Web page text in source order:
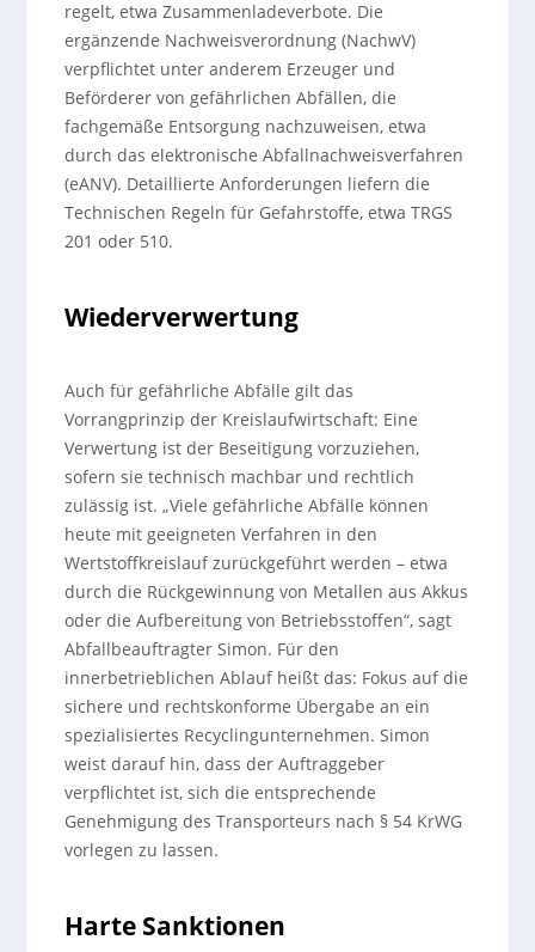
regelt, etwa Zusammenladeverbote. Die
ergänzende Nachweisverordnung (NachwV)
verpflichtet unter anderem Erzeuger und
Beförderer von gefährlichen Abfällen, die
fachgemäße Entsorgung nachzuweisen, etwa
durch das elektronische Abfallnachweisverfahren
(eANV). Detaillierte Anforderungen liefern die
Technischen Regeln für Gefahrstoffe, etwa TRGS
201 oder 510.
Wiederverwertung
Auch für gefährliche Abfälle gilt das
Vorrangprinzip der Kreislaufwirtschaft: Eine
Verwertung ist der Beseitigung vorzuziehen,
sofern sie technisch machbar und rechtlich
zulässig ist. „Viele gefährliche Abfälle können
heute mit geeigneten Verfahren in den
Wertstoffkreislauf zurückgeführt werden – etwa
durch die Rückgewinnung von Metallen aus Akkus
oder die Aufbereitung von Betriebsstoffen“, sagt
Abfallbeauftragter Simon. Für den
innerbetrieblichen Ablauf heißt das: Fokus auf die
sichere und rechtskonforme Übergabe an ein
spezialisiertes Recyclingunternehmen. Simon
weist darauf hin, dass der Auftraggeber
verpflichtet ist, sich die entsprechende
Genehmigung des Transporteurs nach § 54 KrWG
vorlegen zu lassen.
Harte Sanktionen